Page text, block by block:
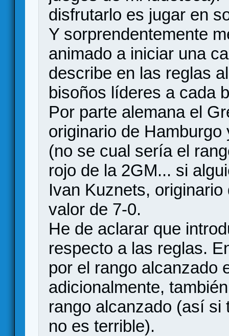
disfrutarlo es jugar en
Y sorprendentemente
animado a iniciar una
describe en las reglas
bisoños líderes a cada
Por parte alemana el
originario de
(no se cual sería el
rojo de la 2GM... si
Ivan Kuznets,
valor de 7-0.
He de aclarar que
respecto a las reglas.
por el rango alcanzado
adicionalmente,
rango alcanzado (así si
no es terrible).